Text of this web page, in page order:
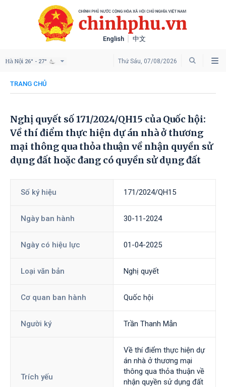
English 中文
Thứ Sáu, 07/08/2026
Hà Nội 26° - 27°
TRANG CHỦ
Nghị quyết số 171/2024/QH15 của Quốc hội:
Về thí điểm thực hiện dự án nhà ở thương
mại thông qua thỏa thuận về nhận quyền sử
dụng đất hoặc đang có quyền sử dụng đất
Số ký hiệu 171/2024/QH15
Ngày ban hành 30-11-2024
Ngày có hiệu lực 01-04-2025
Loại văn bản Nghị quyết
Cơ quan ban hành Quốc hội
Người ký Trần Thanh Mẫn
Trích yếu
Về thí điểm thực hiện dự
án nhà ở thương mại
thông qua thỏa thuận về
nhận quyền sử dụng đất